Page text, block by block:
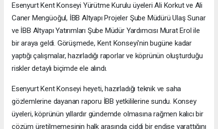
Esenyurt Kent Konseyi Yürütme Kurulu üyeleri Ali Korkut ve Ali
Caner Mengüoğul, İBB Altyapı Projeler Şube Müdürü Ulaş Sunar
ve İBB Altyapı Yatırımları Şube Müdür Yardımcısı Murat Erol ile
bir araya geldi. Görüşmede, Kent Konseyi'nin bugüne kadar
yaptığı çalışmalar, hazırladığı raporlar ve köprünün oluşturduğu
riskler detaylı biçimde ele alındı.
Esenyurt Kent Konseyi heyeti, hazırladığı teknik ve saha
gözlemlerine dayanan raporu İBB yetkililerine sundu. Konsey
üyeleri, köprünün yıllardır gündemde olmasına rağmen kalıcı bir
çözüm üretilmemesinin halk arasında ciddi bir endişe yarattığını